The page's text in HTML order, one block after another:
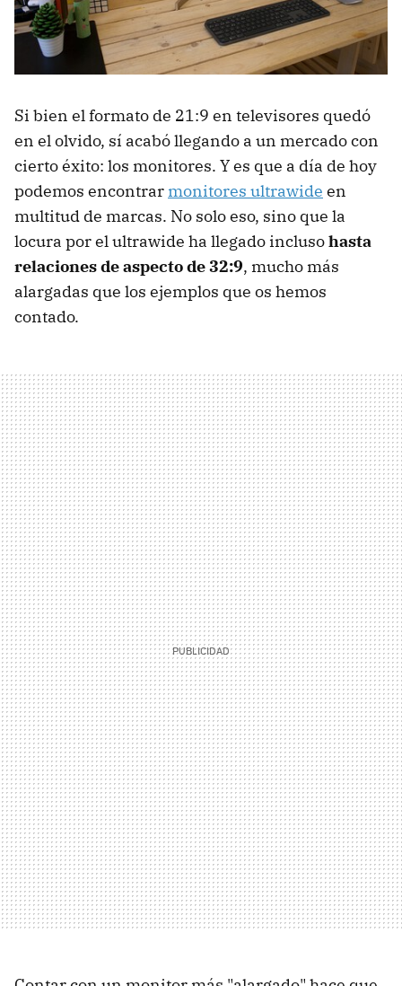
Si bien el formato de 21:9 en televisores quedó
en el olvido, sí acabó llegando a un mercado con
cierto éxito: los monitores. Y es que a día de hoy
podemos encontrar monitores ultrawide en
multitud de marcas. No solo eso, sino que la
locura por el ultrawide ha llegado inclusohasta
relaciones de aspecto de 32:9, mucho más
alargadas que los ejemplos que os hemos
contado.